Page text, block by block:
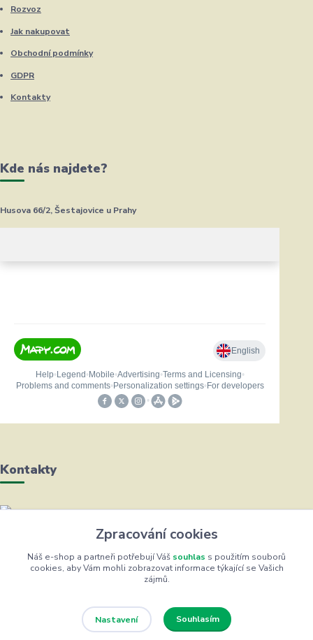
Rozvoz
Jak nakupovat
Obchodní podmínky
GDPR
Kontakty
Kde nás najdete?
Husova 66/2, Šestajovice u Prahy
Kontakty
Helena Bayerová
+420 604 711 491
(Po-Čt, 8-16 hod.)
Zpracování cookies
Náš e-shop a partneři potřebují Váš souhlas s použitím souborů
cookies, aby Vám mohli zobrazovat informace týkající se Vašich
zájmů.
Nastavení Souhlasím